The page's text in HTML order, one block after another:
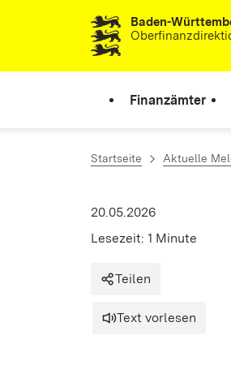
Zum Inhalt springen
Baden-
Finanzämter
Startseite Aktuelle
20.05.2026
Lesezeit: 1 Minute
Teilen
Text vorlesen